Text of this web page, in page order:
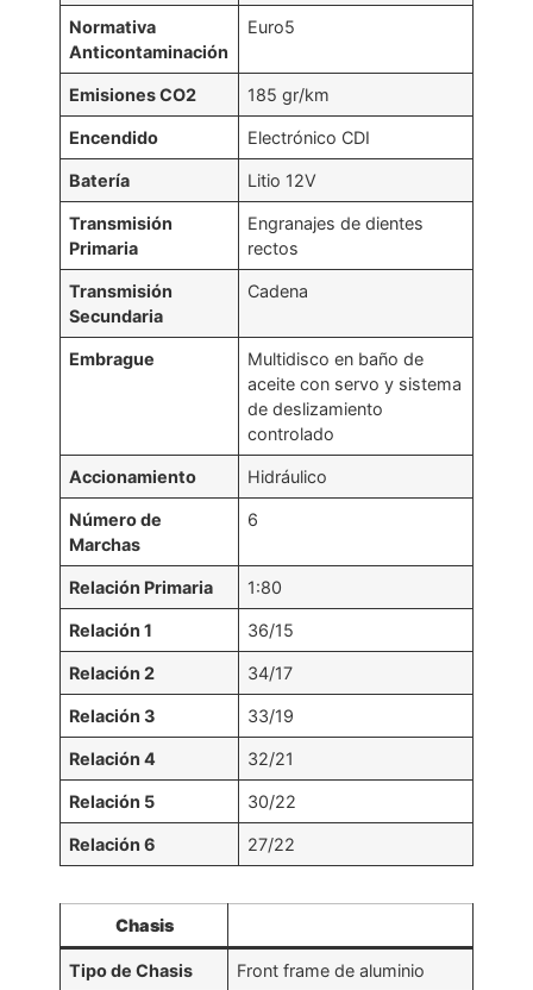
Normativa
Anticontaminación
Euro5
Emisiones CO2 185 gr/km
Encendido Electrónico CDI
Batería Litio 12V
Transmisión
Primaria
Engranajes de dientes
rectos
Transmisión
Secundaria
Cadena
Embrague
Multidisco en baño de
aceite con servo y sistema
de deslizamiento
controlado
Accionamiento Hidráulico
Número de
Marchas
6
Relación Primaria 1:80
Relación 1 36/15
Relación 2 34/17
Relación 3 33/19
Relación 4 32/21
Relación 5 30/22
Relación 6 27/22
Chasis
Tipo de Chasis Front frame de aluminio